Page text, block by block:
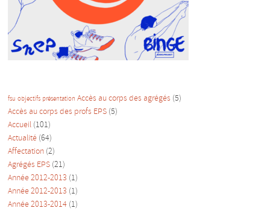
fsu objectifs présentation Accès au corps des agrégés (5)
Accès au corps des profs EPS (5)
Accueil (101)
Actualité (64)
Affectation (2)
Agrégés EPS (21)
Année 2012-2013 (1)
Année 2012-2013 (1)
Année 2013-2014 (1)